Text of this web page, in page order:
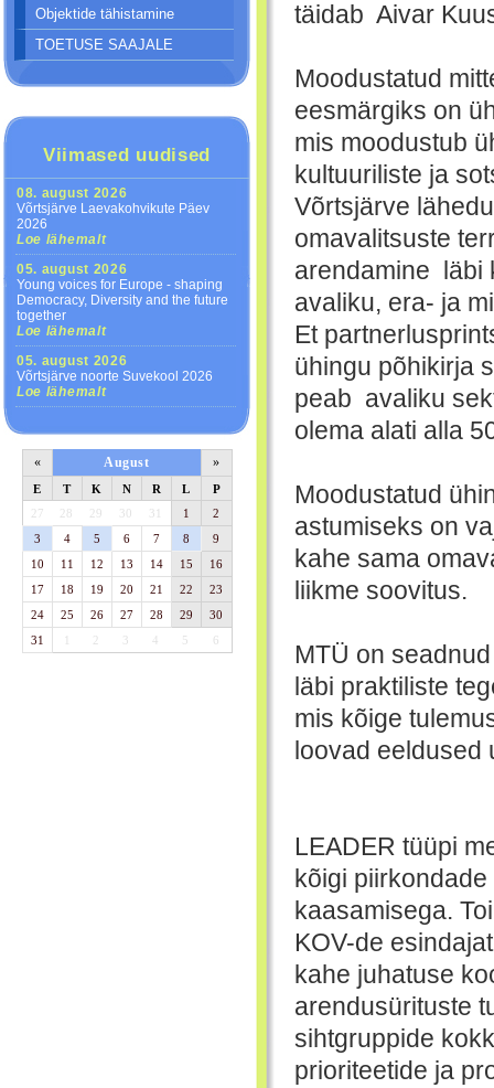
Objektide tähistamine
TOETUSE SAAJALE
Viimased uudised
08. august 2026
Võrtsjärve Laevakohvikute Päev
2026
Loe lähemalt
05. august 2026
Young voices for Europe - shaping
Democracy, Diversity and the future
together
Loe lähemalt
05. august 2026
Võrtsjärve noorte Suvekool 2026
Loe lähemalt
« August »
E T K N R L
P
27
28 29 30 31 1
2
3
4 5 6 7 8
9
10
11 12 13 14 15
16
17
18 19 20 21 22
23
24
25 26 27 28 29
30
31
1 3 4 5 6
täidab Aivar
Moodustatud
eesmärgiks on
mis moodustub
kultuuriliste ja
Võrtsjärve
omavalitsuste
arendamine läbi
avaliku, era- ja
Et
ühingu põhikirja
peab avaliku
olema alati alla
Moodustatud
astumiseks on
kahe sama
liikme soovitus.
MTÜ on
läbi praktiliste
mis kõige
loovad
LEADER tüüpi
kõigi
kaasamisega.
KOV-de
kahe juhatuse
arendusürituste
sihtgruppide
prioriteetide ja